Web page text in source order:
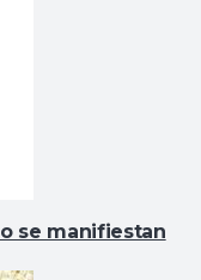
se manifiestan